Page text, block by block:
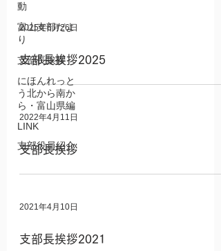
動
富山支部だよ
り
支部長挨拶
にほんれっと
う北から南か
ら・富山県編
LINK
支部役員紹介
2025年6月26日
支部長挨拶2025
2022年4月11日
支部長挨拶
2021年4月10日
支部長挨拶2021